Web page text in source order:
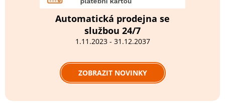
Automatická prodejna se
službou 24/7
1.11.2023 - 31.12.2037
ZOBRAZIT NOVINKY